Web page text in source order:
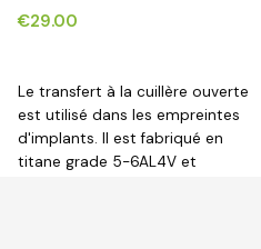
LEVEL® RN SYSTEM*
€29.00
Le transfert à la cuillère ouverte
est utilisé dans les empreintes
d'implants. Il est fabriqué en
titane grade 5-6AL4V et